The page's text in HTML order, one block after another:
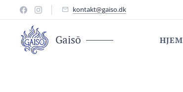
kontakt@gaiso.dk
Gaisō HJEM